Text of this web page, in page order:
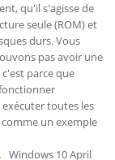
qu'il s'agisse de
seule (ROM) et
durs. Vous
pas avoir une
parce que
toutes les
un exemple
Windows 10 April